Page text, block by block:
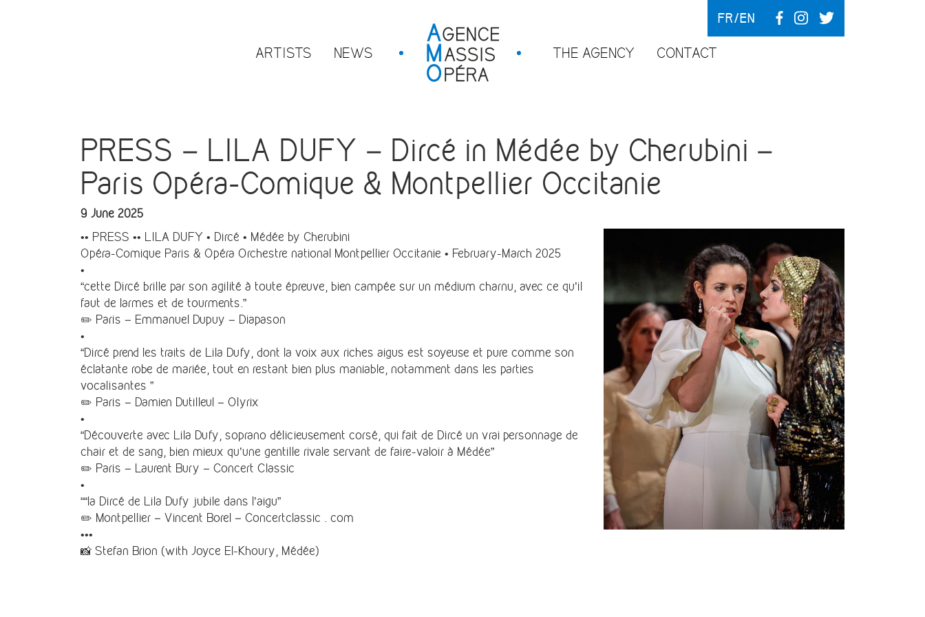
ARTISTS NEWS THE AGENCY CONTACT
FR EN
PRESS – LILA DUFY – Dircé in Médée by Cherubini –
Paris Opéra-Comique & Montpellier Occitanie
9 June 2025
•• PRESS •• LILA DUFY • Dircé • Médée by Cherubini
Opéra-Comique Paris & Opéra Orchestre national Montpellier Occitanie • February-March 2025
•
“cette Dircé brille par son agilité à toute épreuve, bien campée sur un médium charnu, avec ce qu’il
faut de larmes et de tourments.”
✏️ Paris – Emmanuel Dupuy – Diapason
•
“Dircé prend les traits de Lila Dufy, dont la voix aux riches aigus est soyeuse et pure comme son
éclatante robe de mariée, tout en restant bien plus maniable, notamment dans les parties
vocalisantes ”
✏️ Paris – Damien Dutilleul – Olyrix
•
“Découverte avec Lila Dufy, soprano délicieusement corsé, qui fait de Dircé un vrai personnage de
chair et de sang, bien mieux qu’une gentille rivale servant de faire-valoir à Médée”
✏️ Paris – Laurent Bury – Concert Classic
•
““la Dircé de Lila Dufy jubile dans l’aigu”
✏️ Montpellier – Vincent Borel – Concertclassic . com
•••
📸 Stefan Brion (with Joyce El-Khoury, Médée)